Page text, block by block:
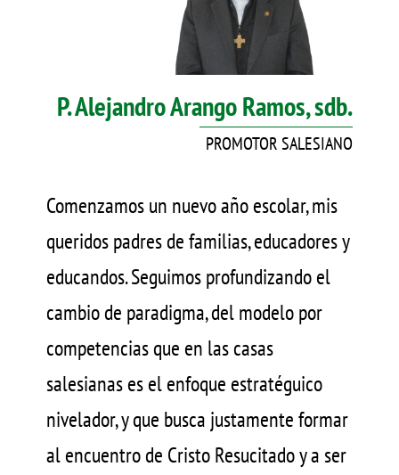
Comenzamos un nuevo año escolar, mis
queridos padres de familias, educadores y
educandos. Seguimos profundizando el
cambio de paradigma, del modelo por
competencias que en las casas
salesianas es el enfoque estratéguico
nivelador, y que busca justamente formar
al encuentro de Cristo Resucitado y a ser
P. Alejandro Arango Ramos, sdb.
PROMOTOR SALESIANO